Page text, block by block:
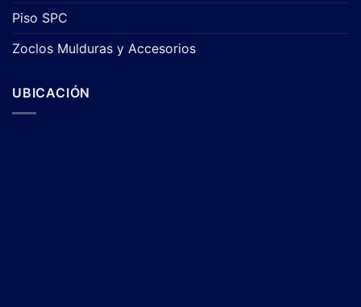
Piso SPC
Zoclos Mulduras y Accesorios
UBICACIÓN